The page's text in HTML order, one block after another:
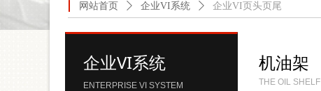
网站首页 ꄲ 企业VI系统 ꄲ 企业VI页头页尾
机油架
THE OIL SHELF
企业VI系统
ENTERPRISE VI SYSTEM